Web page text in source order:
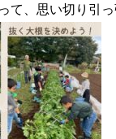
て、思い切り引